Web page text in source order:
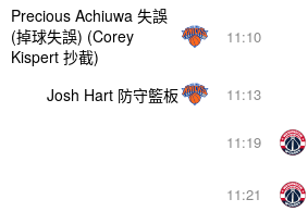
11:21
11:19
11:13
Josh Hart 防守籃板
11:10
Precious Achiuwa 失誤
(掉球失誤) (Corey
Kispert 抄截)